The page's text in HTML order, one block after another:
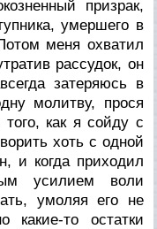
призрак,
умершего в
меня охватил
рассудок, он
затеряюсь в
молитву, прося
как я сойду с
хоть с одной
и когда приходил
усилием воли
умоляя его не
какие-то остатки